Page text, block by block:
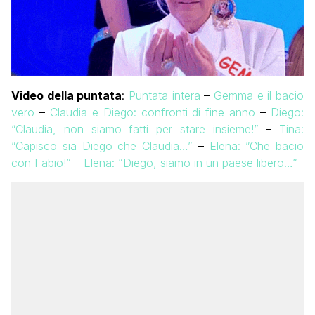
Video della puntata: Puntata intera – Gemma e il bacio
vero – Claudia e Diego: confronti di fine anno – Diego:
”Claudia, non siamo fatti per stare insieme!” – Tina:
”Capisco sia Diego che Claudia…” – Elena: ”Che bacio
con Fabio!” – Elena: ”Diego, siamo in un paese libero…”